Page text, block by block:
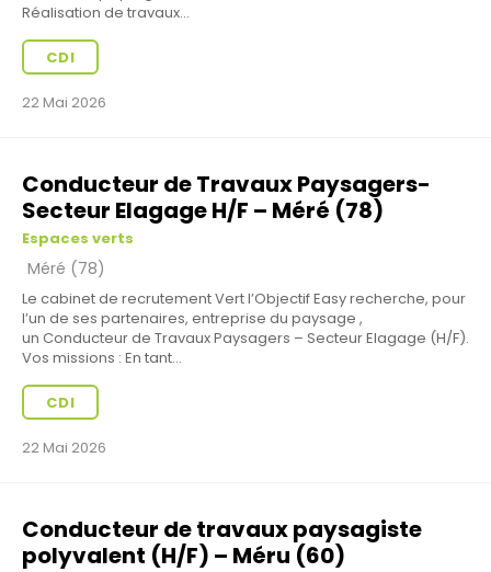
Réalisation de travaux...
CDI
22 Mai 2026
Conducteur de Travaux Paysagers-
Secteur Elagage H/F – Méré (78)
Espaces verts
Méré (78)
Le cabinet de recrutement Vert l’Objectif Easy recherche, pour
l’un de ses partenaires, entreprise du paysage ,
un Conducteur de Travaux Paysagers – Secteur Elagage (H/F).
Vos missions : En tant...
CDI
22 Mai 2026
Conducteur de travaux paysagiste
polyvalent (H/F) – Méru (60)